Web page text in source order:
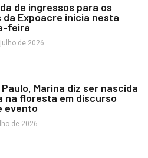
de ingressos para os
da Expoacre inicia nesta
feira
de 2026
Paulo, Marina diz ser nascida
na floresta em discurso
evento
de 2026